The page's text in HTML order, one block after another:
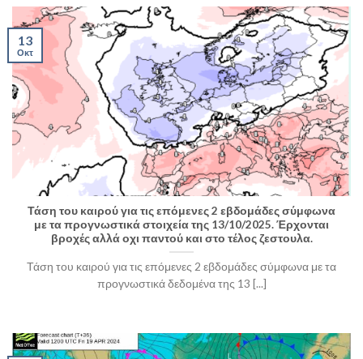
Τάση του καιρού για τις επόμενες 2 εβδομάδες σύμφωνα
με τα προγνωστικά στοιχεία της 13/10/2025. Έρχονται
βροχές αλλά οχι παντού και στο τέλος ζεστουλα.
Τάση του καιρού για τις επόμενες 2 εβδομάδες σύμφωνα με τα
προγνωστικά δεδομένα της 13 [...]
13
Οκτ